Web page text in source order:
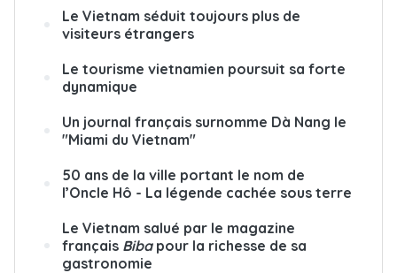
Le Vietnam séduit toujours plus de
visiteurs étrangers
Le tourisme vietnamien poursuit sa forte
dynamique
Un journal français surnomme Dà Nang le
"Miami du Vietnam"
50 ans de la ville portant le nom de
l’Oncle Hô - La légende cachée sous terre
Le Vietnam salué par le magazine
français Biba pour la richesse de sa
gastronomie